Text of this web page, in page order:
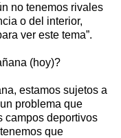
no tenemos rivales
o del interior,
ver este tema”.
(hoy)?
estamos sujetos a
problema que
campos deportivos
que